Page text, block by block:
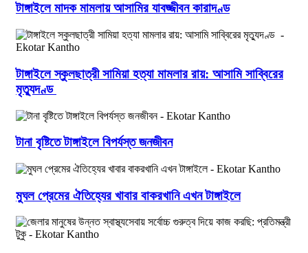
টাঙ্গাইলে মাদক মামলায় আসামির যাবজ্জীবন কারাদণ্ড
টাঙ্গাইলে স্কুলছাত্রী সামিয়া হত্যা মামলার রায়: আসামি সাব্বিরের
মৃত্যুদণ্ড
টানা বৃষ্টিতে টাঙ্গাইলে বিপর্যস্ত জনজীবন
মুঘল প্রেমের ঐতিহ্যের খাবার বাকরখানি এখন টাঙ্গাইলে